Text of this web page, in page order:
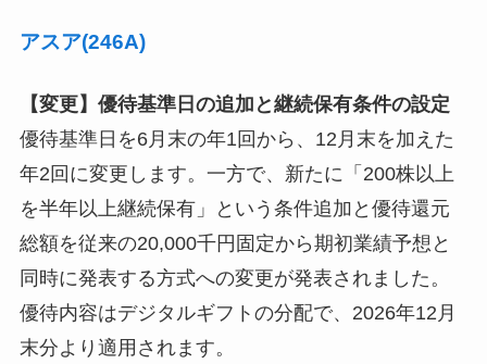
アスア(246A)
【変更】優待基準日の追加と継続保有条件の設定
優待基準日を6月末の年1回から、12月末を加えた
年2回に変更します。一方で、新たに「200株以上
を半年以上継続保有」という条件追加と優待還元
総額を従来の20,000千円固定から期初業績予想と
同時に発表する方式への変更が発表されました。
優待内容はデジタルギフトの分配で、2026年12月
末分より適用されます。